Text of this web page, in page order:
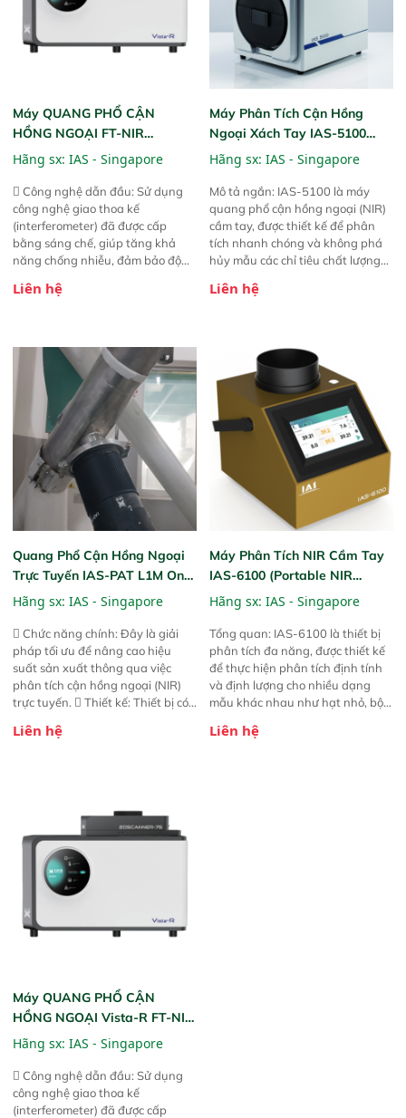
Máy QUANG PHỔ CẬN
HỒNG NGOẠI FT-NIR
Analyzer Vista-R
Hãng sx: IAS - Singapore
 Công nghệ dẫn đầu: Sử dụng
công nghệ giao thoa kế
(interferometer) đã được cấp
bằng sáng chế, giúp tăng khả
năng chống nhiễu, đảm bảo độ
Phạm vi ứng dụng rộng: Đáp ứng
ngành công nghiệp khác nhau. 
Độ nhạy cao: Trang bị đầu dò
InGaAs độ nhạy cao, cung cấp
phản hồi phổ tuyến tính đầy đủ,
đảm bảo độ chính xác và khả
năng lặp lại tối ưu.
Liên hệ
Máy Phân Tích Cận Hồng
Ngoại Xách Tay IAS-5100
(Portable NIR Analyzer)
Hãng sx: IAS - Singapore
Mô tả ngắn: IAS-5100 là máy
quang phổ cận hồng ngoại (NIR)
cầm tay, được thiết kế để phân
tích nhanh chóng và không phá
hủy mẫu các chỉ tiêu chất lượng
Thiết bị linh hoạt cho nhiều kịch
trực tiếp ngoài đồng ruộng.
Liên hệ
Quang Phổ Cận Hồng Ngoại
Trực Tuyến IAS-PAT L1M On-
Line NIR
Hãng sx: IAS - Singapore
 Chức năng chính: Đây là giải
pháp tối ưu để nâng cao hiệu
suất sản xuất thông qua việc
phân tích cận hồng ngoại (NIR)
trực tuyến.  Thiết kế: Thiết bị có
hỗ trợ tản nhiệt tăng cường và đã
liệu để tăng chỉ số ROI cho doanh
nghiệp.
Liên hệ
Máy Phân Tích NIR Cầm Tay
IAS-6100 (Portable NIR
Analyzer)
Hãng sx: IAS - Singapore
Tổng quan: IAS-6100 là thiết bị
phân tích đa năng, được thiết kế
để thực hiện phân tích định tính
và định lượng cho nhiều dạng
mẫu khác nhau như hạt nhỏ, bột,
này cho phép bất kỳ ai cũng có
Liên hệ
Máy QUANG PHỔ CẬN
HỒNG NGOẠI Vista-R FT-NIR
(Vista-R FT-NIR Analyzer)
Hãng sx: IAS - Singapore
 Công nghệ dẫn đầu: Sử dụng
công nghệ giao thoa kế
(interferometer) đã được cấp